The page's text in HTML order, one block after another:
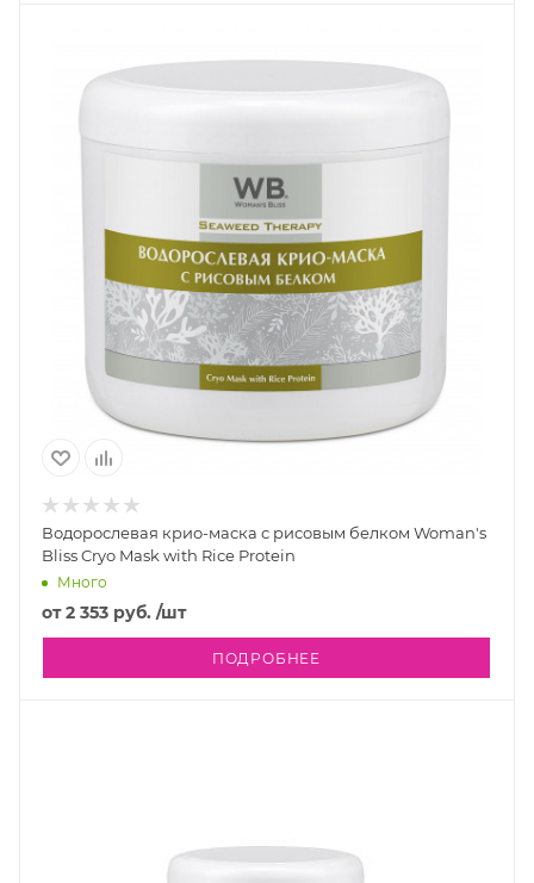
Водорослевая крио-маска с рисовым белком Woman's
Bliss Cryo Mask with Rice Protein
Много
от2 353 руб. /шт
ПОДРОБНЕЕ